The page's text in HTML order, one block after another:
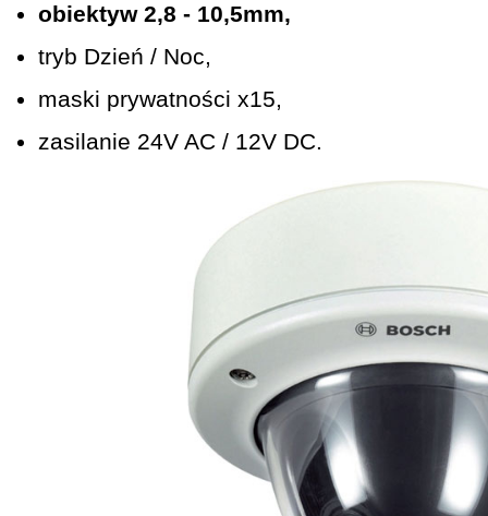
obiektyw 2,8 - 10,5mm,
tryb Dzień / Noc,
maski prywatności x15,
zasilanie 24V AC / 12V DC.